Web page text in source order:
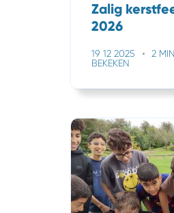
Zalig
2026
19 12 2025 2
BEKEKEN